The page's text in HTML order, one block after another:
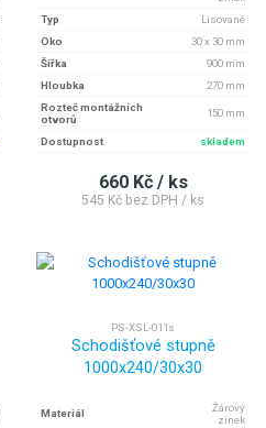
Typ
Lisované
Oko
30 x 30 mm
Šířka
900 mm
Hloubka
270 mm
Rozteč montážních
otvorů
150 mm
Dostupnost skladem
660 Kč / ks
545 Kč bez DPH / ks
PS-XSL-011s
Schodišťové stupně
1000x240/30x30
Materiál
Žárový
zinek